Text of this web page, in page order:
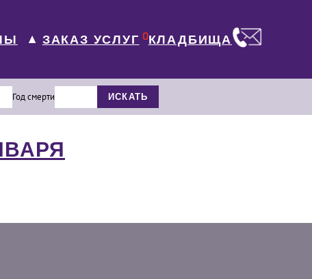
▼ ЗАКАЗ УСЛУГ 0КЛАДБИЩА
Год смерти ИСКАТЬ